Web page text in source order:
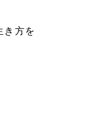
き方を